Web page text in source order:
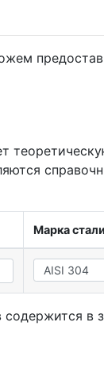
Марка стали
в